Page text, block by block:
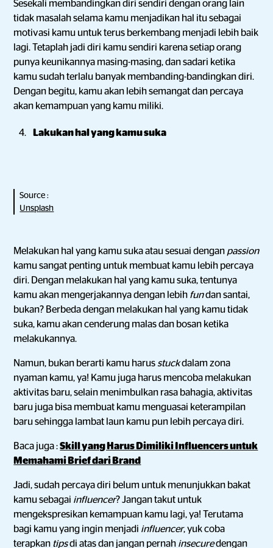
Sesekali membandingkan diri sendiri dengan orang lain
tidak masalah selama kamu menjadikan hal itu sebagai
motivasi kamu untuk terus berkembang menjadi lebih baik
lagi. Tetaplah jadi diri kamu sendiri karena setiap orang
punya keunikannya masing-masing, dan sadari ketika
kamu sudah terlalu banyak membanding-bandingkan diri.
Dengan begitu, kamu akan lebih semangat dan percaya
akan kemampuan yang kamu miliki.
Lakukan hal yang kamu suka
Source :
Unsplash
Melakukan hal yang kamu suka atau sesuai dengan passion
kamu sangat penting untuk membuat kamu lebih percaya
diri. Dengan melakukan hal yang kamu suka, tentunya
kamu akan mengerjakannya dengan lebih fundan santai,
bukan? Berbeda dengan melakukan hal yang kamu tidak
suka, kamu akan cenderung malas dan bosan ketika
melakukannya.
Namun, bukan berarti kamu harus stuckdalam zona
nyaman kamu, ya! Kamu juga harus mencoba melakukan
aktivitas baru, selain menimbulkan rasa bahagia, aktivitas
baru juga bisa membuat kamu menguasai keterampilan
baru sehingga lambat laun kamu pun lebih percaya diri.
Baca juga :Skill yang Harus Dimiliki Influencers untuk
Memahami Brief dari Brand
Jadi, sudah percaya diri belum untuk menunjukkan bakat
kamu sebagai influencer? Jangan takut untuk
mengekspresikan kemampuan kamu lagi, ya! Terutama
bagi kamu yang ingin menjadi influencer, yuk coba
terapkan tipsdi atas dan jangan pernah insecuredengan